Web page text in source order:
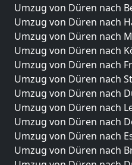
Umzug von Düren nach
Umzug von Düren nach
Umzug von Düren nach
Umzug von Düren nach
Umzug von Düren nach
Umzug von Düren nach
Umzug von Düren nach
Umzug von Düren nach
Umzug von Düren nach
Umzug von Düren nach
Umzug von Düren nach